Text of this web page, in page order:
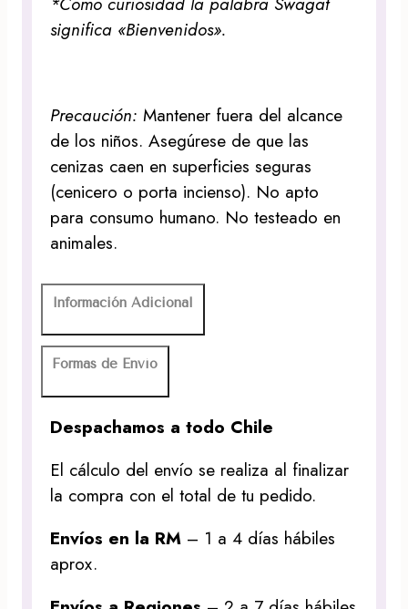
significa «Bienvenidos».
Precaución: Mantener fuera del alcance
de los niños. Asegúrese de que las
cenizas caen en superficies seguras
(cenicero o porta incienso). No apto
para consumo humano. No testeado en
animales.
Información Adicional
Formas de Envío
Despachamos a todo Chile
El cálculo del envío se realiza al finalizar
la compra con el total de tu pedido.
Envíos en la RM – 1 a 4 días hábiles
aprox.